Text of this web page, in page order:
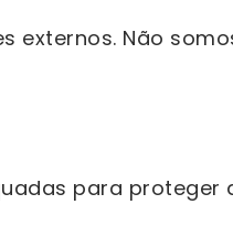
externos. Não
para proteger